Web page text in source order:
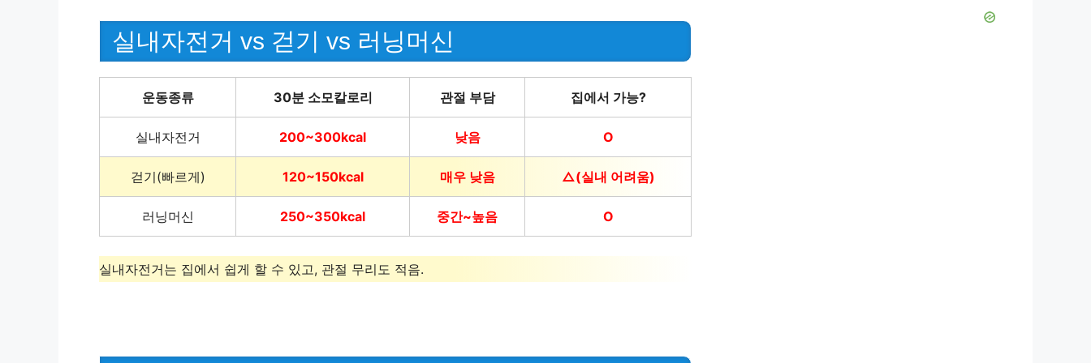
i
d
e
o
실내자전거 vs 걷기 vs 러닝머신
운동종류 30분 소모칼로리 관절 부담 집에서 가능?
실내자전거 200~300kcal 낮음 O
걷기(빠르게) 120~150kcal 매우 낮음 △(실내 어려움)
러닝머신 250~350kcal 중간~높음 O
실내자전거는 집에서 쉽게 할 수 있고, 관절 무리도 적음.